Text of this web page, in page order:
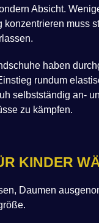
Absicht.
muss
haben
rundum
selbstständig an-
zu kämpfen.
KINDER
Daumen